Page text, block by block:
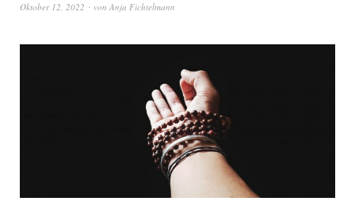
Oktober 12, 2022 von Anja Fichtelmann